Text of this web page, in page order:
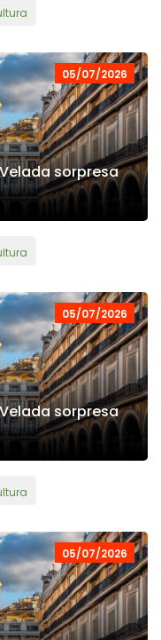
05/07/2026
sorpresa
05/07/2026
sorpresa
05/07/2026